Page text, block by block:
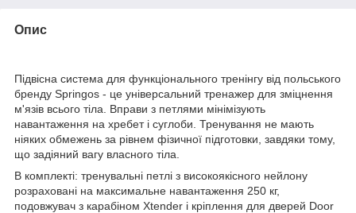
Опис
Підвісна система для функціонального тренінгу від польського
бренду Springos - це універсальний тренажер для зміцнення
м'язів всього тіла. Вправи з петлями мінімізують
навантаження на хребет і суглоби. Тренування не мають
ніяких обмежень за рівнем фізичної підготовки, завдяки тому,
що задіяний вагу власного тіла.
В комплекті: тренувальні петлі з високоякісного нейлону
розраховані на максимальне навантаження 250 кг,
подовжувач з карабіном Xtender і кріплення для дверей Door